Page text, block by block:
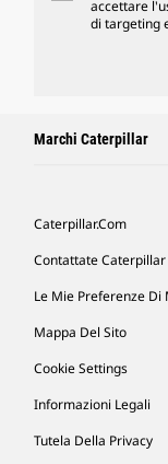
accettare
di targeting
Marchi Caterpillar
Caterpillar.com
Contattate Caterpillar
Le Mie Preferenze Di
Mappa Del Sito
Cookie Settings
Informazioni Legali
Tutela Della Privacy